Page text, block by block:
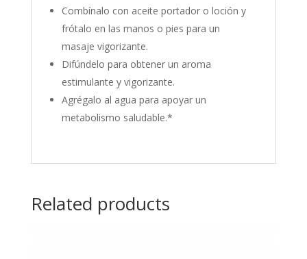
Combínalo con aceite portador o loción y
frótalo en las manos o pies para un
masaje vigorizante.
Difúndelo para obtener un aroma
estimulante y vigorizante.
Agrégalo al agua para apoyar un
metabolismo saludable.*
Related products